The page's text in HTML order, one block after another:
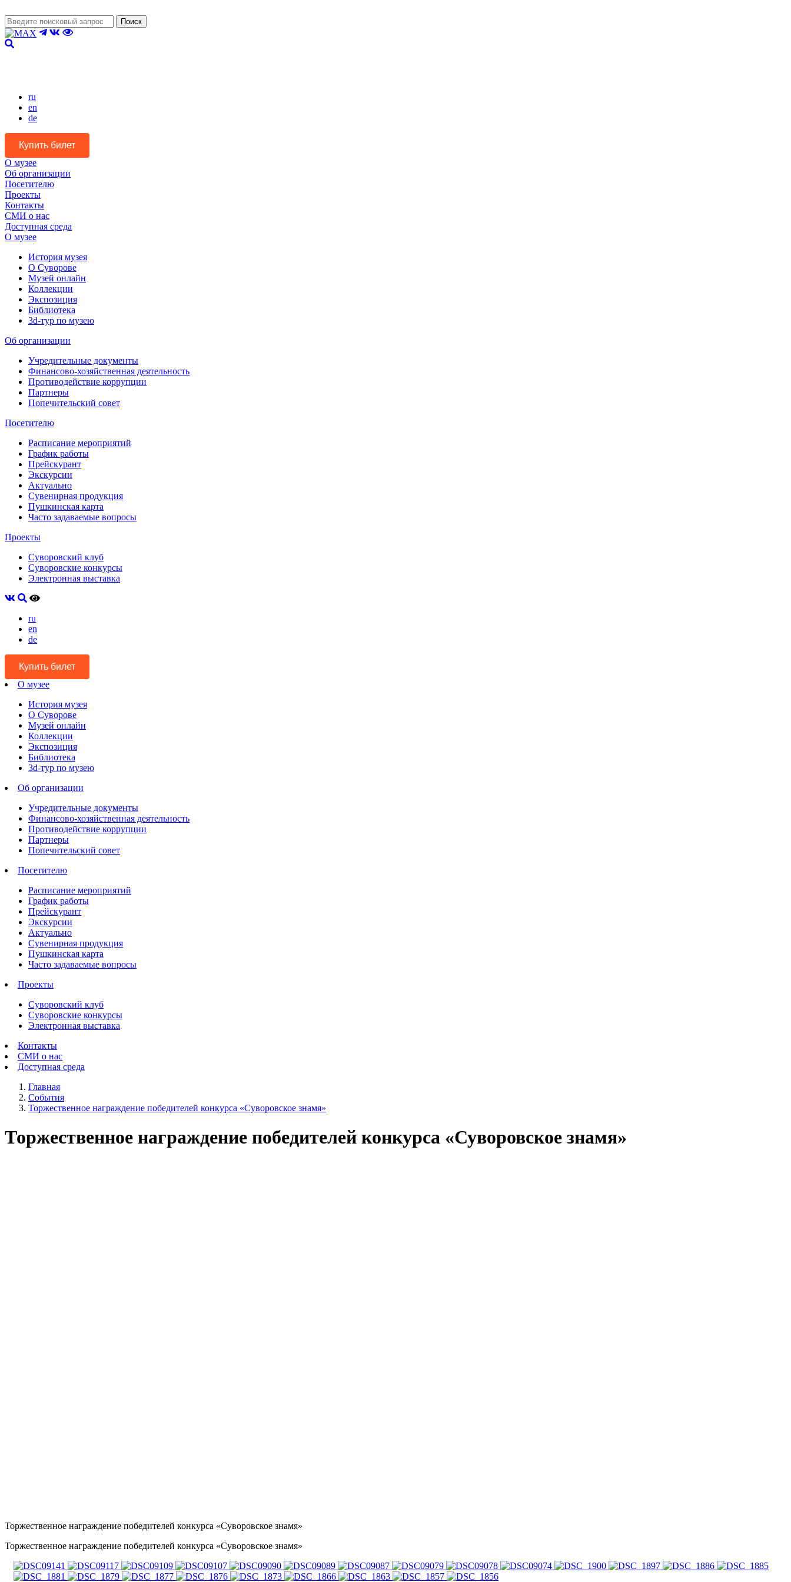
Поиск
ru
en
de
Купить билет
О музее
Об организации
Посетителю
Проекты
Контакты
СМИ о нас
Доступная среда
О музее
История музея
О Суворове
Музей онлайн
Коллекции
Экспозиция
Библиотека
3d-тур по музею
Об организации
Учредительные документы
Финансово-хозяйственная деятельность
Противодействие коррупции
Партнеры
Попечительский совет
Посетителю
Расписание мероприятий
График работы
Прейскурант
Экскурсии
Актуально
Сувенирная продукция
Пушкинская карта
Часто задаваемые вопросы
Проекты
Суворовский клуб
Суворовские конкурсы
Электронная выставка
ru
en
de
Купить билет
О музее
История музея
О Суворове
Музей онлайн
Коллекции
Экспозиция
Библиотека
3d-тур по музею
Об организации
Учредительные документы
Финансово-хозяйственная деятельность
Противодействие коррупции
Партнеры
Попечительский совет
Посетителю
Расписание мероприятий
График работы
Прейскурант
Экскурсии
Актуально
Сувенирная продукция
Пушкинская карта
Часто задаваемые вопросы
Проекты
Суворовский клуб
Суворовские конкурсы
Электронная выставка
Контакты
СМИ о нас
Доступная среда
Главная
События
Торжественное награждение победителей конкурса «Суворовское знамя»
Торжественное награждение победителей конкурса «Суворовское знамя»
Торжественное награждение победителей конкурса «Суворовское знамя»
Торжественное награждение победителей конкурса «Суворовское знамя»